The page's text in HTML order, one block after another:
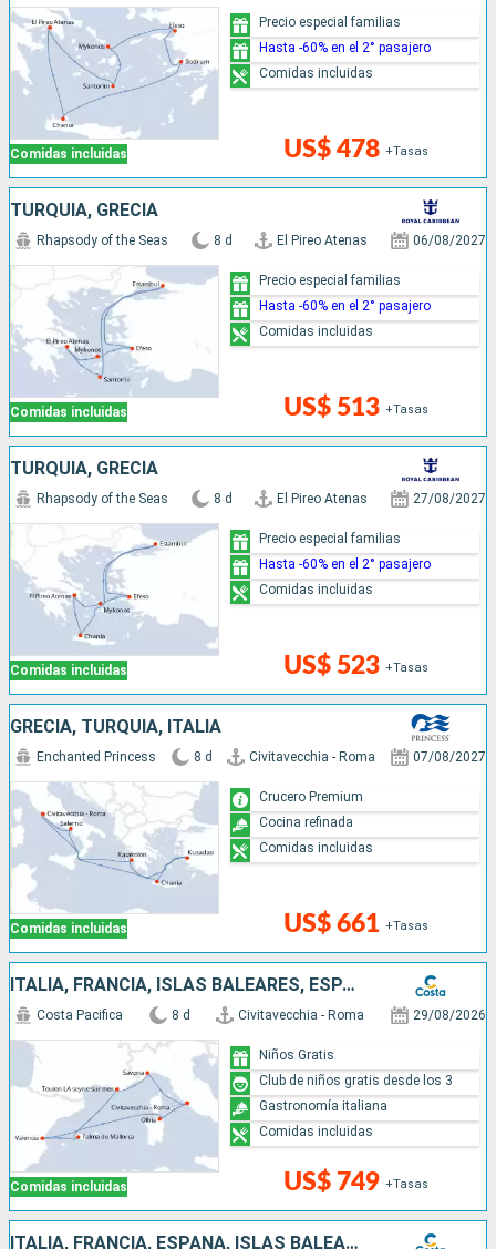
Comidas incluidas US$ 478 +Tasas
Precio especial familias
Hasta -60% en el 2° pasajero
Comidas incluidas
TURQUÍA, GRECIA
Comidas incluidas
Rhapsody of the Seas 8 d El Pireo Atenas 06/08/2027
US$ 513 +Tasas
Precio especial familias
Hasta -60% en el 2° pasajero
Comidas incluidas
TURQUÍA, GRECIA
Comidas incluidas
Rhapsody of the Seas 8 d El Pireo Atenas 27/08/2027
US$ 523 +Tasas
Precio especial familias
Hasta -60% en el 2° pasajero
Comidas incluidas
GRECIA, TURQUÍA, ITALIA
Comidas incluidas
Enchanted Princess 8 d Civitavecchia - Roma 07/08/2027
US$ 661 +Tasas
Crucero Premium
Cocina refinada
Comidas incluidas
ITALIA, FRANCIA, ISLAS BALEARES, ESPAÑA
Comidas incluidas
Costa Pacifica 8 d Civitavecchia - Roma 29/08/2026
US$ 749 +Tasas
Niños Gratis
Club de niños gratis desde los 3
Gastronomía italiana
Comidas incluidas
ITALIA, FRANCIA, ESPAÑA, ISLAS BALEARES